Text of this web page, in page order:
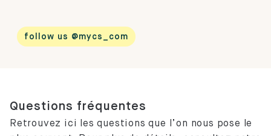
follow us @mycs_com
Questions fréquentes
Retrouvez ici les questions que l’on nous pose le